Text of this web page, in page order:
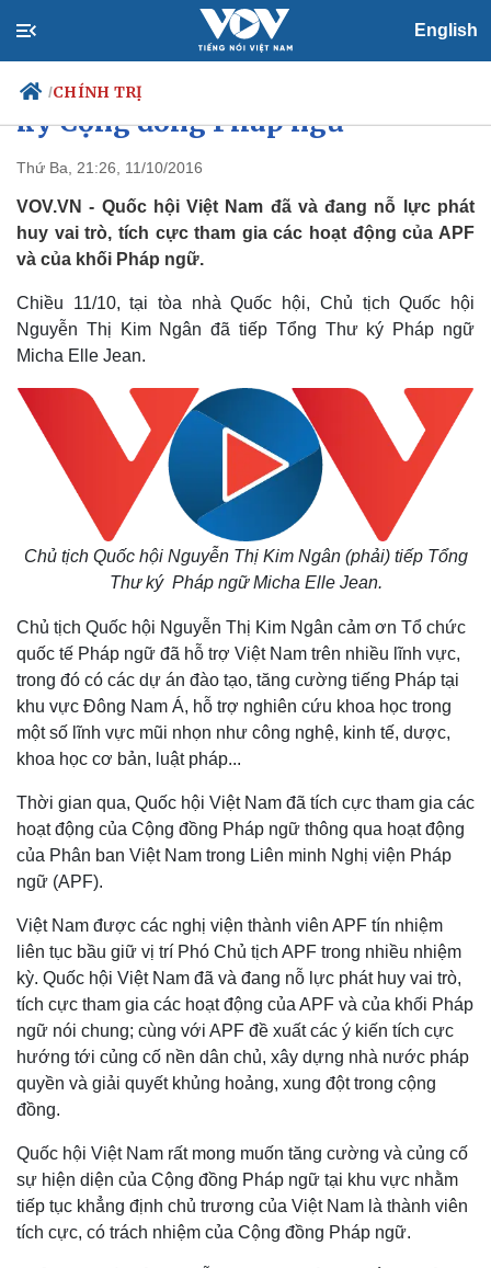
English
/CHÍNH TRỊ
Chính trị
Đảng
Tổ chức nhân sự
Nhận diện sự thật
Xã hội
Tin 24h
Dấu ấn VOV
Việc làm
Chủ tịch Quốc hội tiếp Tổng thư
ký Cộng đồng Pháp ngữ
Thứ Ba, 21:26, 11/10/2016
VOV.VN - Quốc hội Việt Nam đã và đang nỗ lực phát
huy vai trò, tích cực tham gia các hoạt động của APF
và của khối Pháp ngữ.
Chiều 11/10, tại tòa nhà Quốc hội, Chủ tịch Quốc hội
Nguyễn Thị Kim Ngân đã tiếp Tổng Thư ký Pháp ngữ
Micha Elle Jean.
Chủ tịch Quốc hội Nguyễn Thị Kim Ngân (phải) tiếp Tổng
Thư ký Pháp ngữ Micha Elle Jean.
Chủ tịch Quốc hội Nguyễn Thị Kim Ngân cảm ơn Tổ chức
quốc tế Pháp ngữ đã hỗ trợ Việt Nam trên nhiều lĩnh vực,
trong đó có các dự án đào tạo, tăng cường tiếng Pháp tại
khu vực Đông Nam Á, hỗ trợ nghiên cứu khoa học trong
một số lĩnh vực mũi nhọn như công nghệ, kinh tế, dược,
khoa học cơ bản, luật pháp...
Thời gian qua, Quốc hội Việt Nam đã tích cực tham gia các
hoạt động của Cộng đồng Pháp ngữ thông qua hoạt động
của Phân ban Việt Nam trong Liên minh Nghị viện Pháp
ngữ (APF).
Việt Nam được các nghị viện thành viên APF tín nhiệm
liên tục bầu giữ vị trí Phó Chủ tịch APF trong nhiều nhiệm
kỳ. Quốc hội Việt Nam đã và đang nỗ lực phát huy vai trò,
tích cực tham gia các hoạt động của APF và của khối Pháp
ngữ nói chung; cùng với APF đề xuất các ý kiến tích cực
hướng tới củng cố nền dân chủ, xây dựng nhà nước pháp
quyền và giải quyết khủng hoảng, xung đột trong cộng
đồng.
Quốc hội Việt Nam rất mong muốn tăng cường và củng cố
sự hiện diện của Cộng đồng Pháp ngữ tại khu vực nhằm
tiếp tục khẳng định chủ trương của Việt Nam là thành viên
tích cực, có trách nhiệm của Cộng đồng Pháp ngữ.